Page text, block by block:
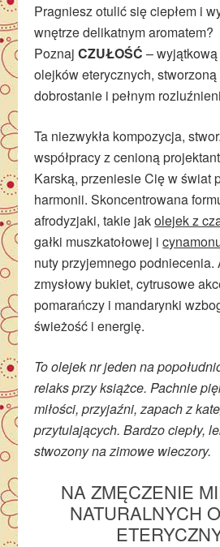
Pragniesz otulić się ciepłem i
wnętrze delikatnym aromatem?
PoznajCZUŁOŚĆ –
olejków eterycznych,
dobrostanie i pełnym
Ta niezwykła kompozycja,
współpracy z cenioną
Karską, przeniesie Cię w świat
harmonii. Skoncentrowana
afrodyzjaki, takie jakolejek z
gałki muszkatołowej i
nuty przyjemnego podniecenia.
zmysłowy bukiet, cytrusowe
pomarańczy i mandarynki
świeżość i energię.
To olejek nr jeden na
relaks przy książce. Pachnie
miłości, przyjaźni, zapach z
przytulających. Bardzo ciepły,
stwozony na zimowe wieczory.
NA ZMĘCZENIE
NATURALNYCH